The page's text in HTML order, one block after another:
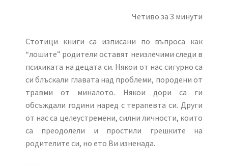
Четиво за 3 минути
Стотици книги са изписани по въпроса как
“лошите” родители оставят неизлечими следи в
психиката на децата си. Някои от нас сигурно са
си блъскали главата над проблеми, породени от
травми от миналото. Някои дори са ги
обсъждали години наред с терапевта си. Други
от нас са целеустремени, силни личности, които
са преодолели и простили грешките на
родителите си, но ето Ви изненада.